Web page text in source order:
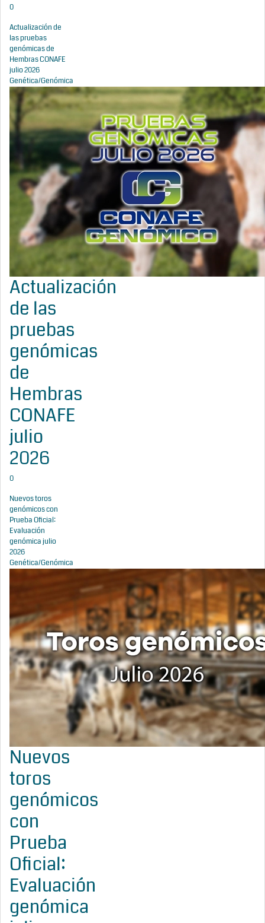
0
Actualización de
las pruebas
genómicas de
Hembras CONAFE
julio 2026
Genética/Genómica
Actualización
de las
pruebas
genómicas
de
Hembras
CONAFE
julio
2026
0
Nuevos toros
genómicos con
Prueba Oficial:
Evaluación
genómica julio
2026
Genética/Genómica
Nuevos
toros
genómicos
con
Prueba
Oficial:
Evaluación
genómica